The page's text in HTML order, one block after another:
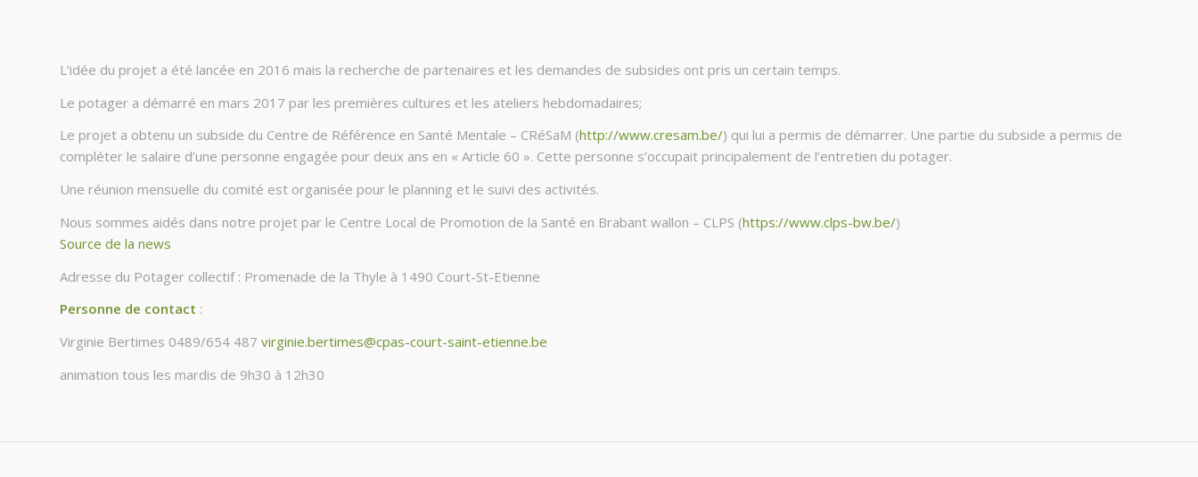
L’idée du projet a été lancée en 2016 mais la recherche de partenaires et les demandes de subsides ont pris un certain temps.
Le potager a démarré en mars 2017 par les premières cultures et les ateliers hebdomadaires;
Le projet a obtenu un subside du Centre de Référence en Santé Mentale – CRéSaM (http://www.cresam.be/) qui lui a permis de démarrer. Une partie du subside a permis de
compléter le salaire d’une personne engagée pour deux ans en « Article 60 ». Cette personne s’occupait principalement de l’entretien du potager.
Une réunion mensuelle du comité est organisée pour le planning et le suivi des activités.
Nous sommes aidés dans notre projet par le Centre Local de Promotion de la Santé en Brabant wallon – CLPS (https://www.clps-bw.be/)
Source de la news
Adresse du Potager collectif : Promenade de la Thyle à 1490 Court-St-Etienne
Personne de contact :
Virginie Bertimes 0489/654 487 virginie.bertimes@cpas-court-saint-etienne.be
animation tous les mardis de 9h30 à 12h30